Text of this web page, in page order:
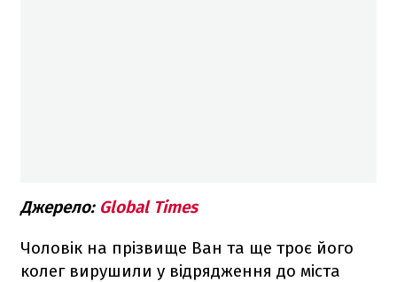
Джерело: Global Times
Чоловік на прізвище Ван та ще троє його
колег вирушили у відрядження до міста